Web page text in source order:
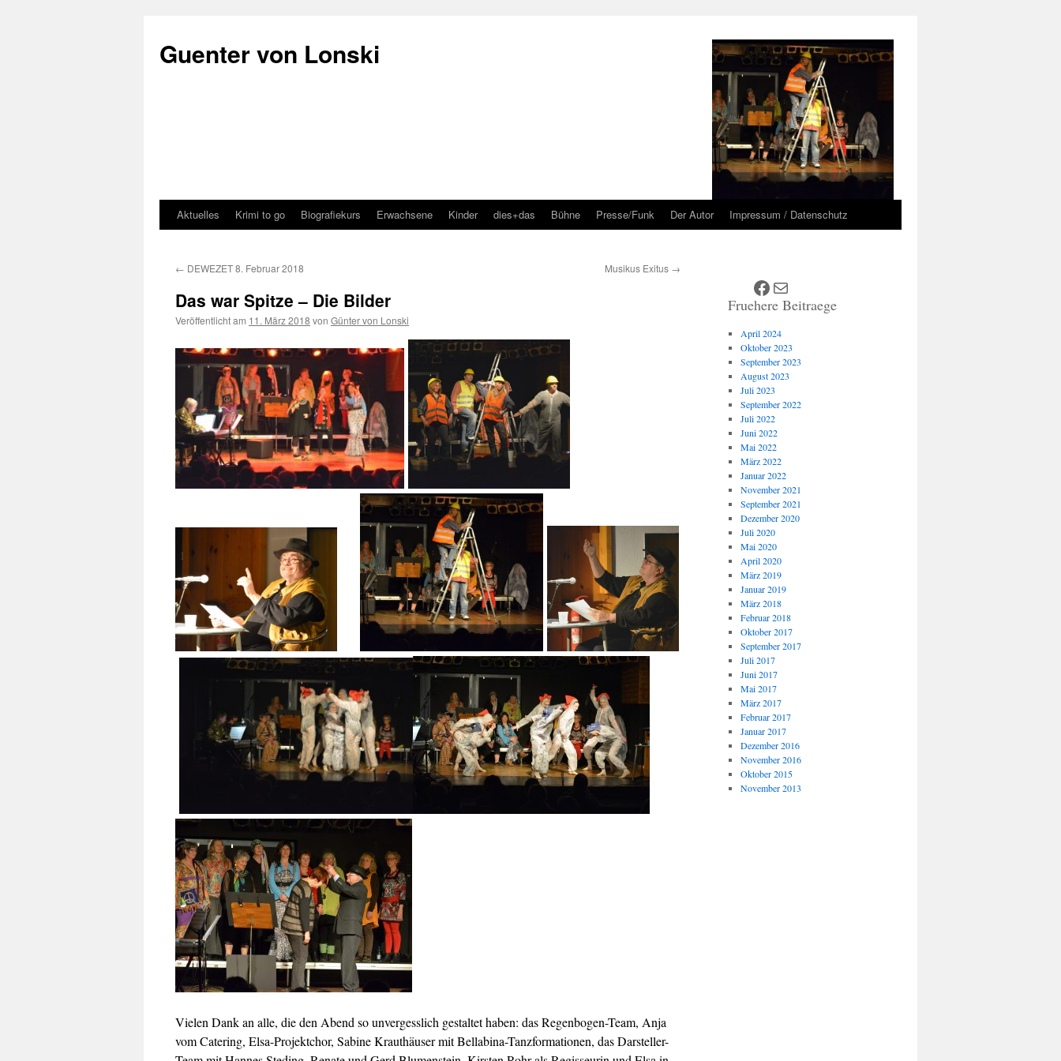
springen
Guenter von Lonski
Aktuelles Krimi to go Biografiekurs Erwachsene Kinder dies+das Bühne Presse/Funk Der Autor Impressum / Datenschutz
← DEWEZET 8. Februar 2018 Musikus Exitus →
Das war Spitze – Die Bilder
Veröffentlicht am 11. März 2018 von Günter von Lonski
Vielen Dank an alle, die den Abend so unvergesslich gestaltet haben: das Regenbogen-Team, Anja
vom Catering, Elsa-Projektchor, Sabine Krauthäuser mit Bellabina-Tanzformationen, das Darsteller-
Facebook
E-Mail
Fruehere Beitraege
April 2024
Oktober 2023
September 2023
August 2023
Juli 2023
September 2022
Juli 2022
Juni 2022
Mai 2022
März 2022
Januar 2022
November 2021
September 2021
Dezember 2020
Juli 2020
Mai 2020
April 2020
März 2019
Januar 2019
März 2018
Februar 2018
Oktober 2017
September 2017
Juli 2017
Juni 2017
Mai 2017
März 2017
Februar 2017
Januar 2017
Dezember 2016
November 2016
Oktober 2015
November 2013